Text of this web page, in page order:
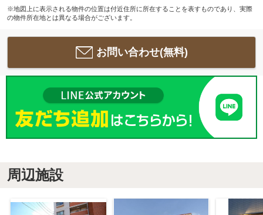
※地図上に表示される物件の位置は付近住所に所在することを表すものであり、実際
の物件所在地とは異なる場合がございます。
お問い合わせ(無料)
周辺施設